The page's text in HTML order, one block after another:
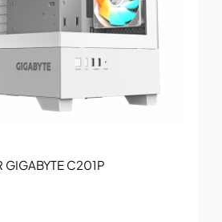
GIGABYTE C201P